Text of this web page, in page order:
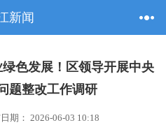
新闻
色发展！区领导开展中央
题整改工作调研
期： 2026-06-03 10:18